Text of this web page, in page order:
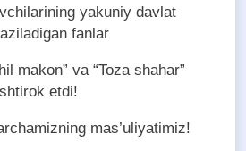
yakuniy davlat
fanlar
makon” va “Toza shahar”
etdi!
mas’uliyatimiz!